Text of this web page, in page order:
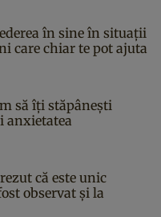
în sine în situații
care chiar te pot ajuta
să îți stăpânești
anxietatea
că este unic
observat și la